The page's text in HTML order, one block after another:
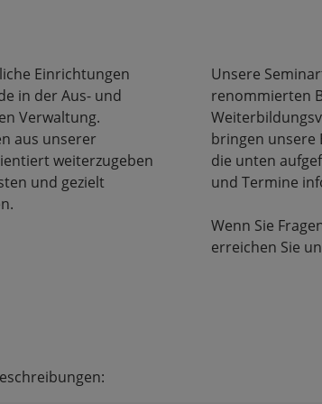
Einrichtungen
in der Aus- und
Verwaltung.
aus unserer
weiterzugeben
und gezielt
Unsere
renommierten
bringen unsere
die unten
und Termine
Wenn Sie
erreichen Sie